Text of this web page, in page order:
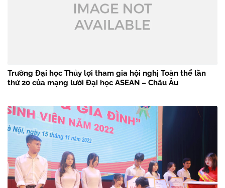
Trường Đại học Thủy lợi tham gia hội nghị Toàn thể lần
thứ 20 của mạng lưới Đại học ASEAN – Châu Âu